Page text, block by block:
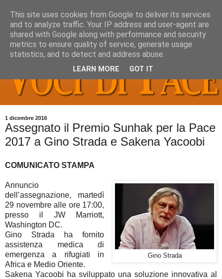
1 dicembre 2016
Assegnato il Premio Sunhak per la Pace
2017 a Gino Strada e Sakena Yacoobi
COMUNICATO STAMPA
Gino Strada
Annuncio
dell’assegnazione, martedì
29 novembre alle ore 17:00,
presso il JW Marriott,
Washington DC.
Gino Strada ha fornito
assistenza medica di
emergenza a rifugiati in
Africa e Medio Oriente.
Sakena Yacoobi ha sviluppato una soluzione innovativa al
This site uses cookies from Google to deliver its services
and to analyze traffic. Your IP address and user-agent are
shared with Google along with performance and security
metrics to ensure quality of service, generate usage
statistics, and to detect and address abuse.
LEARN MORE GOT IT